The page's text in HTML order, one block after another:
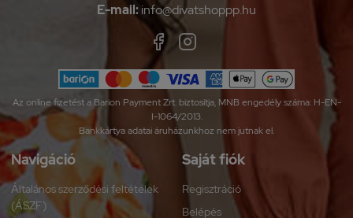
E-mail:info@divatshoppp.hu
Az online fizetést a Barion Payment Zrt. biztosítja, MNB engedély száma: H-EN-
I-1064/2013.
Bankkártya adatai áruházunkhoz nem jutnak el.
Navigáció
Általános szerződési feltételek
(ÁSZF)
Saját fiók
Regisztráció
Belépés